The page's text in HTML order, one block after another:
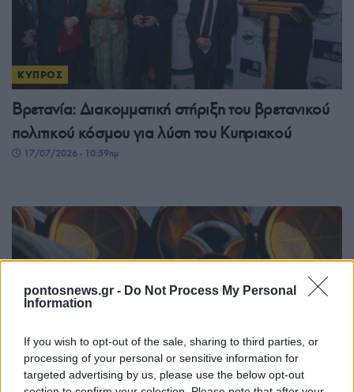
pontosnews.gr - Do Not Process My Personal
Information
If you wish to opt-out of the sale, sharing to third parties, or
processing of your personal or sensitive information for
targeted advertising by us, please use the below opt-out
ΚΥΠΡΟΣ
Βρετανία: Διακομματική στήριξη του βρετανικού
πολιτικού κόσμου για λύση του Κυπριακού
17/07/2026 - 10:59πμ
ΚΥΠΡΟΣ